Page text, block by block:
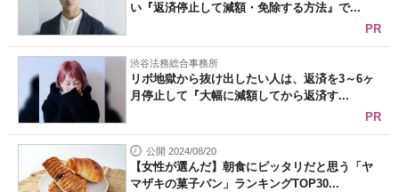
い『返済停止して減額・免除する方法』で...
PR
渋谷法務総合事務所
リボ地獄から抜け出したい人は、返済を3～6ヶ
月停止して『大幅に減額してから返済す...
PR
公開 2024/08/20
【女性が選んだ】朝食にピッタリだと思う「ヤ
マザキの菓子パン」ランキングTOP30...